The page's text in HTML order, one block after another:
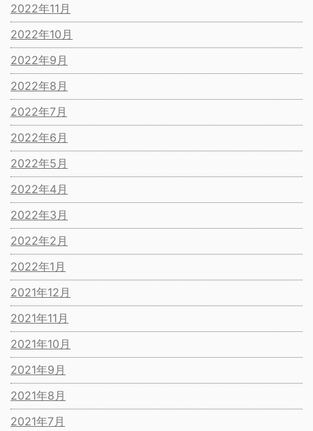
2022年11月
2022年10月
2022年9月
2022年8月
2022年7月
2022年6月
2022年5月
2022年4月
2022年3月
2022年2月
2022年1月
2021年12月
2021年11月
2021年10月
2021年9月
2021年8月
2021年7月